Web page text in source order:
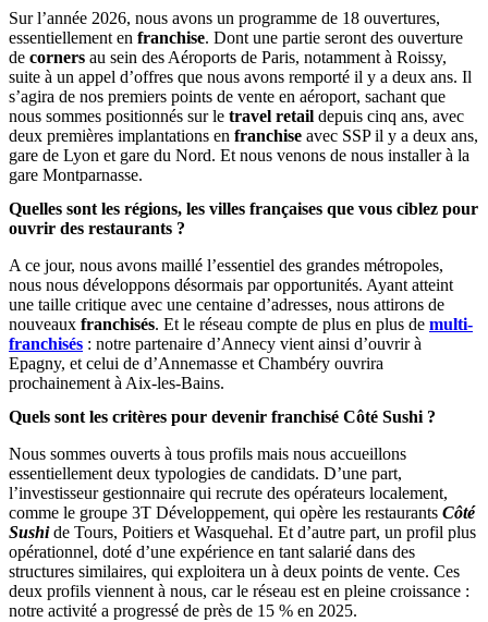
Sur l’année 2026, nous avons un programme de 18 ouvertures,
essentiellement en franchise. Dont une partie seront des ouverture
de corners au sein des Aéroports de Paris, notamment à Roissy,
suite à un appel d’offres que nous avons remporté il y a deux ans. Il
s’agira de nos premiers points de vente en aéroport, sachant que
nous sommes positionnés sur le travel retail depuis cinq ans, avec
deux premières implantations en franchise avec SSP il y a deux ans,
gare de Lyon et gare du Nord. Et nous venons de nous installer à la
gare Montparnasse.
Quelles sont les régions, les villes françaises que vous ciblez pour
ouvrir des restaurants ?
A ce jour, nous avons maillé l’essentiel des grandes métropoles,
nous nous développons désormais par opportunités. Ayant atteint
une taille critique avec une centaine d’adresses, nous attirons de
nouveaux franchisés. Et le réseau compte de plus en plus de multi-
franchisés : notre partenaire d’Annecy vient ainsi d’ouvrir à
Epagny, et celui de d’Annemasse et Chambéry ouvrira
prochainement à Aix-les-Bains.
Quels sont les critères pour devenir franchisé Côté Sushi ?
Nous sommes ouverts à tous profils mais nous accueillons
essentiellement deux typologies de candidats. D’une part,
l’investisseur gestionnaire qui recrute des opérateurs localement,
comme le groupe 3T Développement, qui opère les restaurants Côté
Sushide Tours, Poitiers et Wasquehal. Et d’autre part, un profil plus
opérationnel, doté d’une expérience en tant salarié dans des
structures similaires, qui exploitera un à deux points de vente. Ces
deux profils viennent à nous, car le réseau est en pleine croissance :
notre activité a progressé de près de 15 % en 2025.